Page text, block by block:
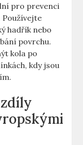
pro prevenci
Používejte
hadřík nebo
povrchu.
kola po
kdy jsou